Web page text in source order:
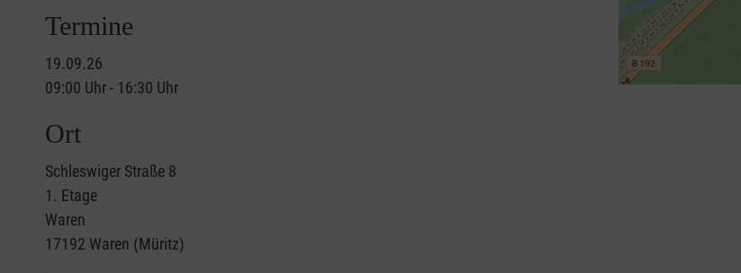
Termine
19.09.26
09:00 Uhr - 16:30 Uhr
Ort
Schleswiger Straße 8
1. Etage
Waren
17192 Waren (Müritz)